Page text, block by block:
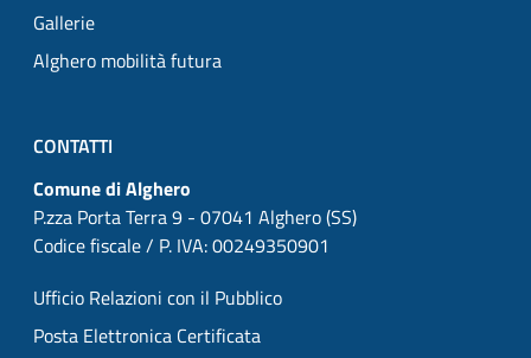
Gallerie
Alghero mobilità futura
CONTATTI
Comune di Alghero
P.zza Porta Terra 9 - 07041 Alghero (SS)
Codice fiscale / P. IVA: 00249350901
Ufficio Relazioni con il Pubblico
Posta Elettronica Certificata